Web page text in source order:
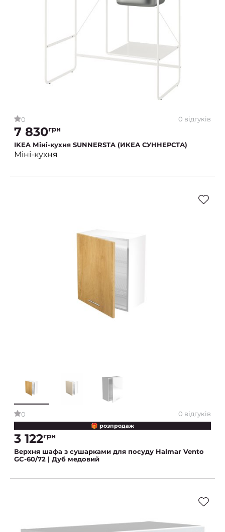
0 0 відгуків
7 830грн
IKEA Міні-кухня SUNNERSTA (ИКЕА СУННЕРСТА)
Міні-кухня
0 0 відгуків
🎁 розпродаж
3 122грн
Верхня шафа з сушарками для посуду Halmar Vento
GC-60/72 | Дуб медовий